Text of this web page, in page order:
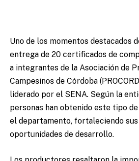
Uno de los momentos destacados
entrega de 20 certificados de
a integrantes de la Asociación de
Campesinos de Córdoba
liderado por el SENA. Según la
personas han obtenido este tipo
el departamento, fortaleciendo
oportunidades de desarrollo.